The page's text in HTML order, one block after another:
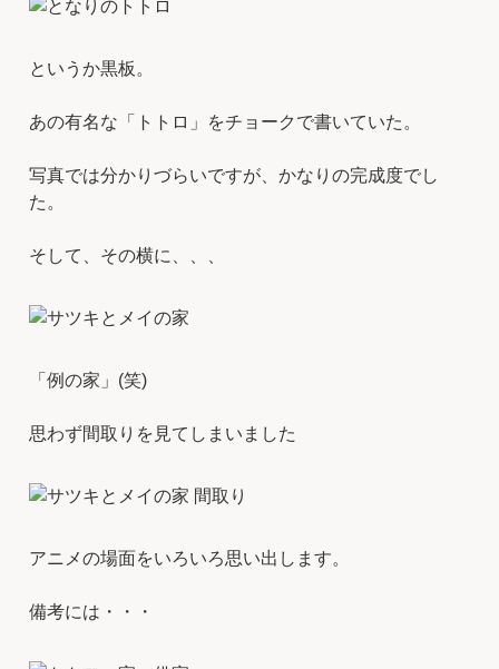
というか黒板。
あの有名な「トトロ」をチョークで書いていた。
写真では分かりづらいですが、かなりの完成度でし
た。
そして、その横に、、、
「例の家」(笑)
思わず間取りを見てしまいました
アニメの場面をいろいろ思い出します。
備考には・・・